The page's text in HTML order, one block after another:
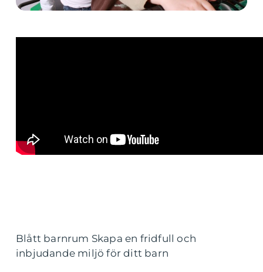
Blått barnrum Skapa en fridfull och
inbjudande miljö för ditt barn